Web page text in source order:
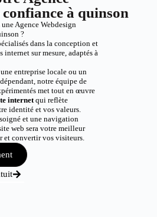
à quinson
Agence Webdesign
?
dans la conception et
internet sur mesure, adaptés à
entreprise locale ou un
notre équipe de
met tout en œuvre
internetqui reflète
identité et vos valeurs.
et une navigation
web sera votre meilleur
et convertir vos visiteurs.